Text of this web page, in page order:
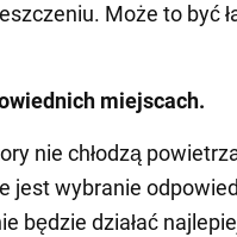
Może to być
miejscach.
nie chłodzą
jest wybranie
będzie działać